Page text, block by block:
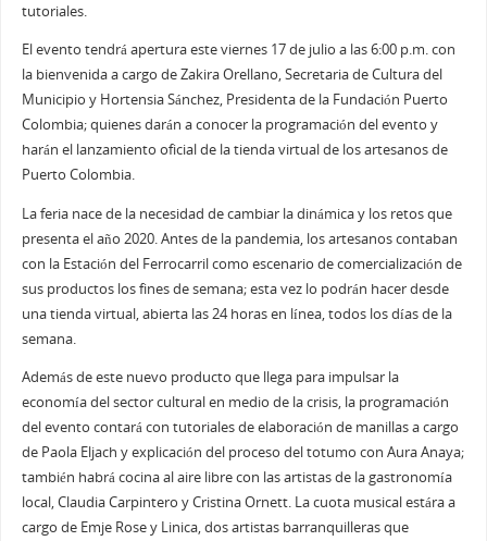
tutoriales.
El evento tendrá apertura este viernes 17 de julio a las 6:00 p.m. con
la bienvenida a cargo de Zakira Orellano, Secretaria de Cultura del
Municipio y Hortensia Sánchez, Presidenta de la Fundación Puerto
Colombia; quienes darán a conocer la programación del evento y
harán el lanzamiento oficial de la tienda virtual de los artesanos de
Puerto Colombia.
La feria nace de la necesidad de cambiar la dinámica y los retos que
presenta el año 2020. Antes de la pandemia, los artesanos contaban
con la Estación del Ferrocarril como escenario de comercialización de
sus productos los fines de semana; esta vez lo podrán hacer desde
una tienda virtual, abierta las 24 horas en línea, todos los días de la
semana.
Además de este nuevo producto que llega para impulsar la
economía del sector cultural en medio de la crisis, la programación
del evento contará con tutoriales de elaboración de manillas a cargo
de Paola Eljach y explicación del proceso del totumo con Aura Anaya;
también habrá cocina al aire libre con las artistas de la gastronomía
local, Claudia Carpintero y Cristina Ornett. La cuota musical estára a
cargo de Emje Rose y Linica, dos artistas barranquilleras que